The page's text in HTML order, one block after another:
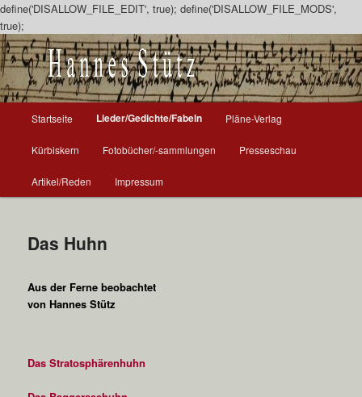
define('DISALLOW_FILE_EDIT', true); define('DISALLOW_FILE_MODS',
true);
Zum
Inhalt
wechseln
m
Startseite Lieder/Gedichte/Fabeln Pläne-Verlag
Kürbiskern Fotobücher/-sammlungen Presseschau
Artikel/Reden Impressum
Das Huhn
Aus der Ferne beobachtet
von Hannes Stütz
Das Stratosphärenhuhn